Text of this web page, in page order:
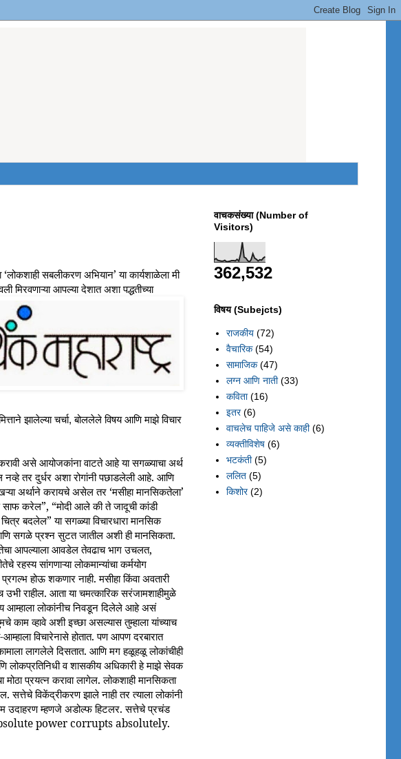
सबलीकरण अभियान’ या कार्यशाळेला मी
मिरवणाऱ्या आपल्या देशात अशा पद्धतीच्या
झालेल्या चर्चा, बोललेले विषय आणि माझे विचार
असे आयोजकांना वाटते आहे या सगळ्याचा अर्थ
तर दुर्धर अशा रोगांनी पछाडलेली आहे. आणि
अर्थाने करायचे असेल तर ‘मसीहा मानसिकतेला’
साफ करेल”, “मोदी आले की ते जादूची कांडी
बदलेल” या सगळ्या विचारधारा मानसिक
सगळे प्रश्न सुटत जातील अशी ही मानसिकता.
आपल्याला आवडेल तेवढाच भाग उचलत,
सांगणाऱ्या लोकमान्यांचा कर्मयोग
होऊ शकणार नाही. मसीहा किंवा अवतारी
उभी राहील. आता या चमत्कारिक सरंजामशाहीमुळे
आम्हाला लोकांनीच निवडून दिलेले आहे असं
व्हावे अशी इच्छा असल्यास तुम्हाला यांच्याच
विचारेनासे होतात. पण आपण दरबारात
लागलेले दिसतात. आणि मग हळूहळू लोकांचीही
लोकप्रतिनिधी व शासकीय अधिकारी हे माझे सेवक
प्रयत्न करावा लागेल. लोकशाही मानसिकता
सत्तेचे विकेंद्रीकरण झाले नाही तर त्याला लोकांनी
उदाहरण म्हणजे अडोल्फ हिटलर. सत्तेचे प्रचंड
absolute power corrupts absolutely.
वाचकसंख्या (Number of
Visitors)
362,532
विषय (Subejcts)
राजकीय (72)
वैचारिक (54)
सामाजिक (47)
लग्न आणि नाती (33)
कविता (16)
इतर (6)
वाचलेच पाहिजे असे काही (6)
व्यक्तीविशेष (6)
भटकंती (5)
ललित (5)
किशोर (2)